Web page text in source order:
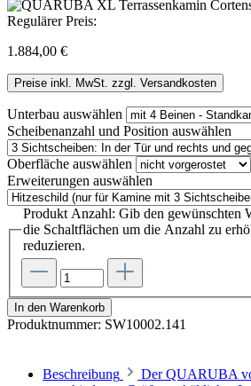
Regulärer Preis:
1.884,00 €
Preise inkl. MwSt. zzgl. Versandkosten
Unterbau auswählen
Scheibenanzahl und Position auswählen
Oberfläche auswählen
Erweiterungen auswählen
Produkt Anzahl: Gib den gewünschten
die Schaltflächen um die Anzahl zu
reduzieren.
In den Warenkorb
Produktnummer: SW10002.141
Beschreibung
Der QUARUBA